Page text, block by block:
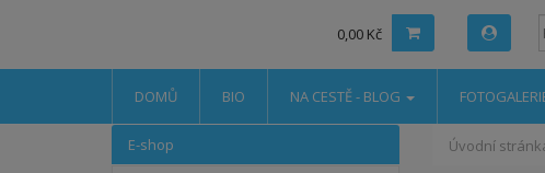
0,00 Kč
DOMŮ BIO NA CESTĚ - BLOG
Úvodní
E-shop